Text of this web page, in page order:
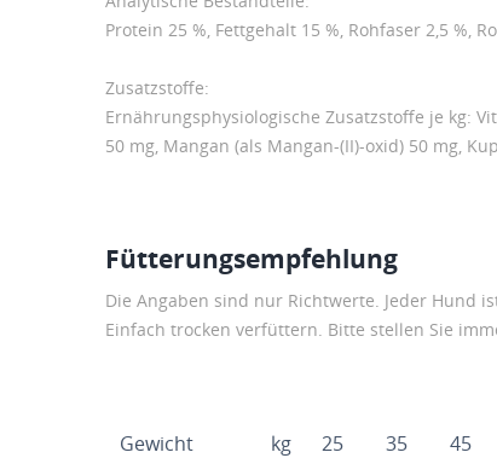
Protein 25 %, Fettgehalt 15 %, Rohfaser 2,5 %,
Zusatzstoffe:
Ernährungsphysiologische Zusatzstoffe je kg:
50 mg, Mangan (als Mangan-(II)-oxid) 50 mg,
Fütterungsempfehlung
Die Angaben sind nur Richtwerte. Jeder Hund
Einfach trocken verfüttern. Bitte stellen Sie
Gewicht kg 25 35 45